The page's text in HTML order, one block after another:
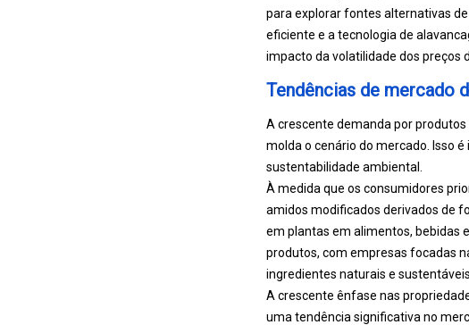
para explorar fontes alternativas
eficiente e a tecnologia de
impacto da volatilidade dos preços
Tendências de mercado
A crescente demanda por
molda o cenário do mercado. Isso
sustentabilidade ambiental.
À medida que os consumidores
amidos modificados derivados de
em plantas em alimentos, bebidas
produtos, com empresas focadas
ingredientes naturais e sustentáveis.
A crescente ênfase nas
uma tendência significativa no